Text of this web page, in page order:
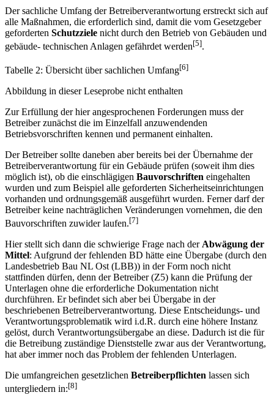
Der sachliche Umfang der Betreiberverantwortung erstreckt sich auf
alle Maßnahmen, die erforderlich sind, damit die vom Gesetzgeber
geforderten Schutzziele nicht durch den Betrieb von Gebäuden und
gebäude- technischen Anlagen gefährdet werden[5].
Tabelle 2: Übersicht über sachlichen Umfang[6]
Abbildung in dieser Leseprobe nicht enthalten
Zur Erfüllung der hier angesprochenen Forderungen muss der
Betreiber zunächst die im Einzelfall anzuwendenden
Betriebsvorschriften kennen und permanent einhalten.
Der Betreiber sollte daneben aber bereits bei der Übernahme der
Betreiberverantwortung für ein Gebäude prüfen (soweit ihm dies
möglich ist), ob die einschlägigen Bauvorschriften eingehalten
wurden und zum Beispiel alle geforderten Sicherheitseinrichtungen
vorhanden und ordnungsgemäß ausgeführt wurden. Ferner darf der
Betreiber keine nachträglichen Veränderungen vornehmen, die den
Bauvorschriften zuwider laufen.[7]
Hier stellt sich dann die schwierige Frage nach der Abwägung der
Mittel: Aufgrund der fehlenden BD hätte eine Übergabe (durch den
Landesbetrieb Bau NL Ost (LBB)) in der Form noch nicht
stattfinden dürfen, denn der Betreiber (Z5) kann die Prüfung der
Unterlagen ohne die erforderliche Dokumentation nicht
durchführen. Er befindet sich aber bei Übergabe in der
beschriebenen Betreiberverantwortung. Diese Entscheidungs- und
Verantwortungsproblematik wird i.d.R. durch eine höhere Instanz
gelöst, durch Verantwortungsübergabe an diese. Dadurch ist die für
die Betreibung zuständige Dienststelle zwar aus der Verantwortung,
hat aber immer noch das Problem der fehlenden Unterlagen.
Die umfangreichen gesetzlichen Betreiberpflichten lassen sich
untergliedern in:[8]